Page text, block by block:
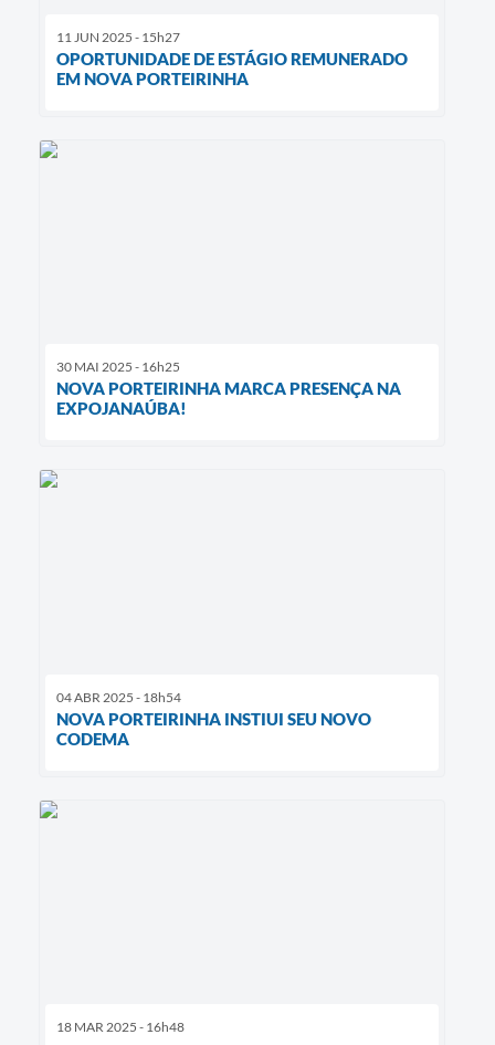
11 JUN 2025 - 15h27
OPORTUNIDADE DE ESTÁGIO REMUNERADO
EM NOVA PORTEIRINHA
30 MAI 2025 - 16h25
NOVA PORTEIRINHA MARCA PRESENÇA NA
EXPOJANAÚBA!
04 ABR 2025 - 18h54
NOVA PORTEIRINHA INSTIUI SEU NOVO
CODEMA
18 MAR 2025 - 16h48